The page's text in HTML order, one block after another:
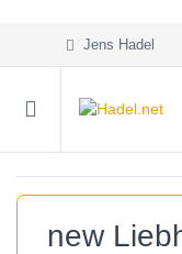
Jens Hadel
new